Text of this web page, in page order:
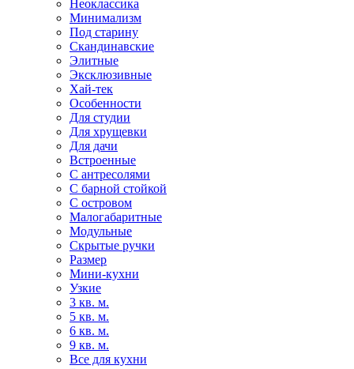
Неоклассика
Минимализм
Под старину
Скандинавские
Элитные
Эксклюзивные
Хай-тек
Особенности
Для студии
Для хрущевки
Для дачи
Встроенные
С антресолями
С барной стойкой
С островом
Малогабаритные
Модульные
Скрытые ручки
Размер
Мини-кухни
Узкие
3 кв. м.
5 кв. м.
6 кв. м.
9 кв. м.
Все для кухни